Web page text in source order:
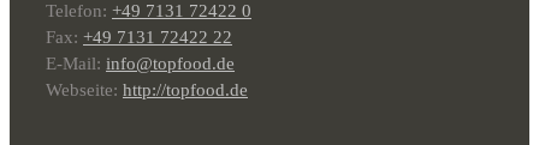
Telefon: +49 7131 72422 0
Fax: +49 7131 72422 22
E-Mail: info@topfood.de
Webseite: http://topfood.de